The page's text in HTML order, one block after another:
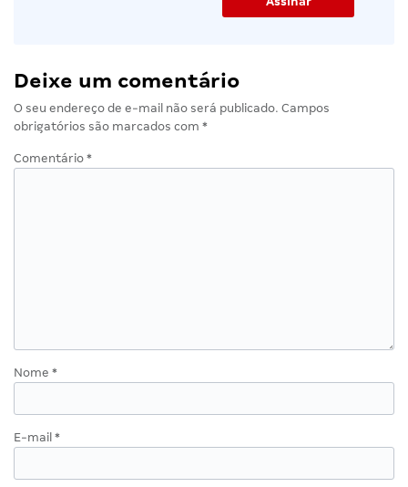
Deixe um comentário
O seu endereço de e-mail não será publicado. Campos
obrigatórios são marcados com *
Comentário *
Nome *
E-mail *